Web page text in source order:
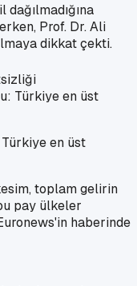
Prof. Dr. Ali
dikkat çekti.
en üst
toplam gelirin
pay ülkeler
haberinde